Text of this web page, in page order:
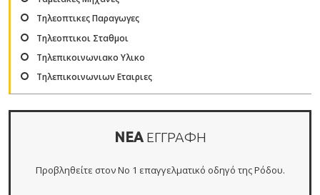
Τηλεοπτικες Παραγωγες
Τηλεοπτικοι Σταθμοι
Τηλεπικοινωνιακο Υλικο
Τηλεπικοινωνιων Εταιριες
ΝΕΑ ΕΓΓΡΑΦΗ
Προβληθείτε στον Νο 1 επαγγελματικό οδηγό της Ρόδου.